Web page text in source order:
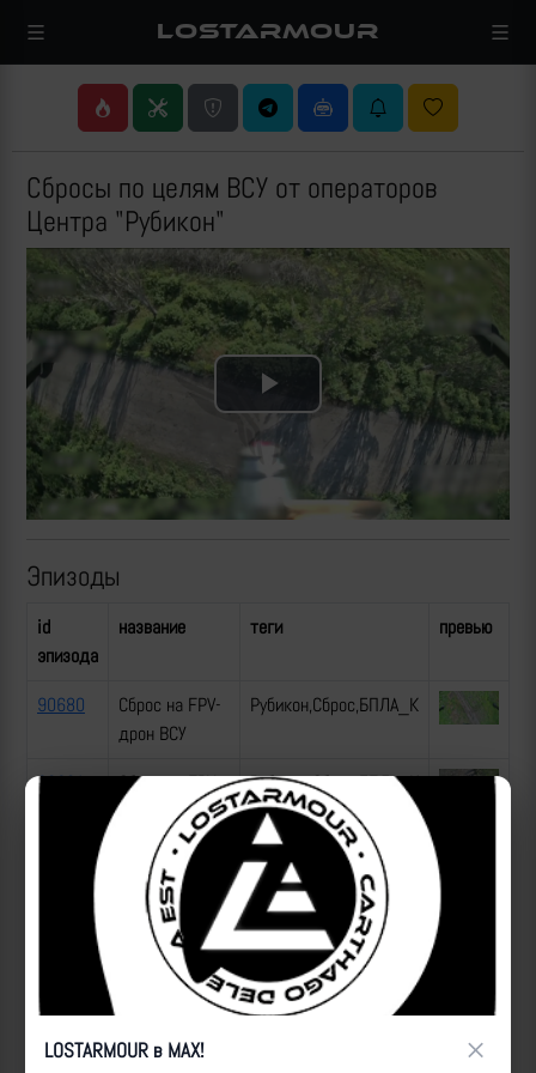
LOSTARMOUR
Сбросы по целям ВСУ от операторов
Центра "Рубикон"
Play
Video
Эпизоды
id
эпизода
название теги превью
90680
Сброс на FPV-
дрон ВСУ
Рубикон,Сброс,БПЛА_К
90681
Сброс на FPV-
дрон ВСУ
Рубикон,Сброс,БПЛА_К
Сброс на
позицию ВСУ
Рубикон,Сброс,позиция
Сброс на
позицию ВСУ
Рубикон,Сброс,позиция
90679
Сброс на FPV-
дрон ВСУ
Рубикон,Сброс,БПЛА_К
LOSTARMOUR в MAX! ×